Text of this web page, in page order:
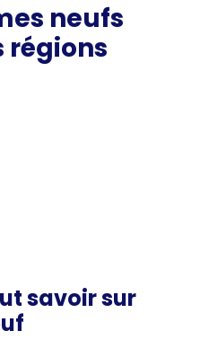
neufs
régions
savoir sur